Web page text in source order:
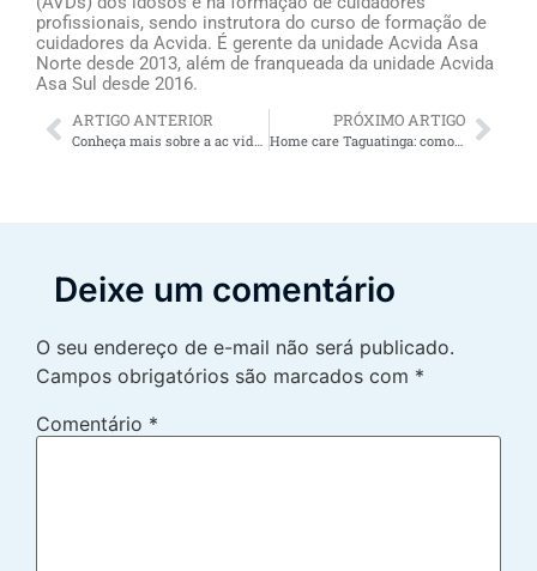
profissionais, sendo instrutora do curso de formação de
cuidadores da Acvida. É gerente da unidade Acvida Asa
Norte desde 2013, além de franqueada da unidade Acvida
Asa Sul desde 2016.
ARTIGO ANTERIOR PRÓXIMO ARTIGO
Home care Taguatinga: como podemos ajudar?
Deixe um comentário
O seu endereço de e-mail não será publicado.
Campos obrigatórios são marcados com *
Comentário *